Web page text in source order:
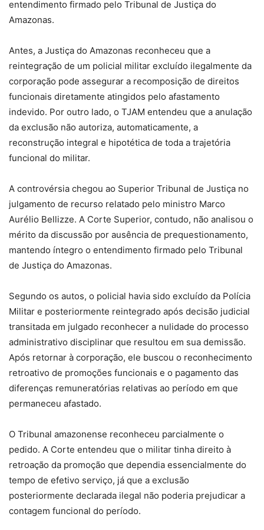
entendimento firmado pelo Tribunal de Justiça do
Amazonas.
Antes, a Justiça do Amazonas reconheceu que a
reintegração de um policial militar excluído ilegalmente da
corporação pode assegurar a recomposição de direitos
funcionais diretamente atingidos pelo afastamento
indevido. Por outro lado, o TJAM entendeu que a anulação
da exclusão não autoriza, automaticamente, a
reconstrução integral e hipotética de toda a trajetória
funcional do militar.
A controvérsia chegou ao Superior Tribunal de Justiça no
julgamento de recurso relatado pelo ministro Marco
Aurélio Bellizze. A Corte Superior, contudo, não analisou o
mérito da discussão por ausência de prequestionamento,
mantendo íntegro o entendimento firmado pelo Tribunal
de Justiça do Amazonas.
Segundo os autos, o policial havia sido excluído da Polícia
Militar e posteriormente reintegrado após decisão judicial
transitada em julgado reconhecer a nulidade do processo
administrativo disciplinar que resultou em sua demissão.
Após retornar à corporação, ele buscou o reconhecimento
retroativo de promoções funcionais e o pagamento das
diferenças remuneratórias relativas ao período em que
permaneceu afastado.
O Tribunal amazonense reconheceu parcialmente o
pedido. A Corte entendeu que o militar tinha direito à
retroação da promoção que dependia essencialmente do
tempo de efetivo serviço, já que a exclusão
posteriormente declarada ilegal não poderia prejudicar a
contagem funcional do período.